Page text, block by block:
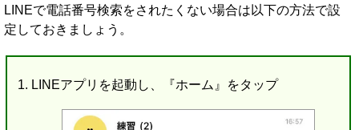
LINEで電話番号検索をされたくない場合は以下の方法で設
定しておきましょう。
LINEアプリを起動し、『ホーム』をタップ